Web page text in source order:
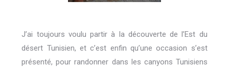
J’ai toujours voulu partir à la découverte de l’Est du
désert Tunisien, et c’est enfin qu’une occasion s’est
présenté, pour randonner dans les canyons Tunisiens